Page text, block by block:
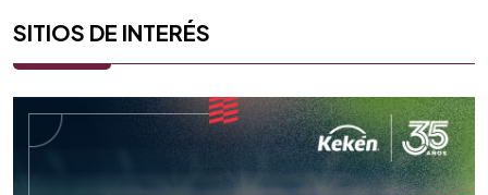
SITIOS DE INTERÉS